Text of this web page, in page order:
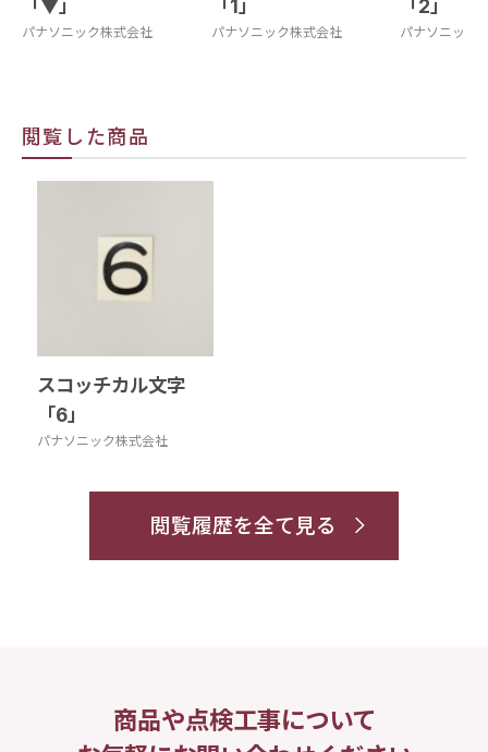
「▼」
パナソニック株式会社
「1」
パナソニック株式会社
「2」
パナソニック
閲覧した商品
スコッチカル文字
「6」
パナソニック株式会社
閲覧履歴を全て見る
商品や点検工事について